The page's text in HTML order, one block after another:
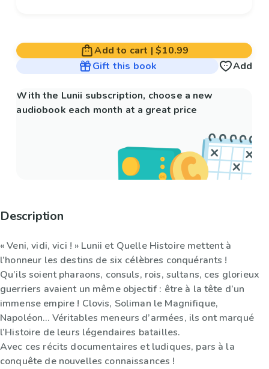
Add to cart |$10.99
Gift this book
Add
With the Lunii subscription, choose a new
audiobook each month at a great price
Description
« Veni, vidi, vici ! » Lunii et Quelle Histoire mettent à
l’honneur les destins de six célèbres conquérants !
Qu’ils soient pharaons, consuls, rois, sultans, ces glorieux
guerriers avaient un même objectif : être à la tête d’un
immense empire ! Clovis, Soliman le Magnifique,
Napoléon… Véritables meneurs d’armées, ils ont marqué
l’Histoire de leurs légendaires batailles.
Avec ces récits documentaires et ludiques, pars à la
conquête de nouvelles connaissances !